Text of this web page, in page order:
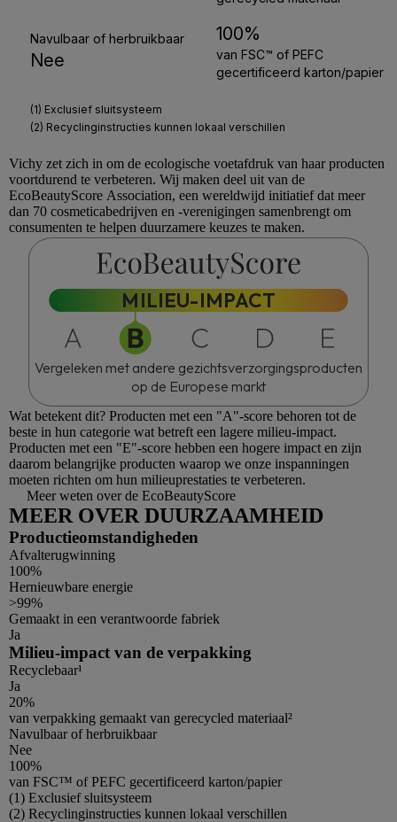
Vichy zet zich in om de ecologische voetafdruk van haar producten
voortdurend te verbeteren. Wij maken deel uit van de
EcoBeautyScore Association, een wereldwijd initiatief dat meer
dan 70 cosmeticabedrijven en -verenigingen samenbrengt om
consumenten te helpen duurzamere keuzes te maken.
MILIEU-IMPACT
Vergeleken met andere gezichtsverzorgingsproducten
op de Europese markt
Wat betekent dit? Producten met een "A"-score behoren tot de
beste in hun categorie wat betreft een lagere milieu-impact.
Producten met een "E"-score hebben een hogere impact en zijn
daarom belangrijke producten waarop we onze inspanningen
moeten richten om hun milieuprestaties te verbeteren.
Meer weten over de EcoBeautyScore
MEER OVER DUURZAAMHEID
Productieomstandigheden
Afvalterugwinning
100%
Hernieuwbare energie
>99%
Gemaakt in een verantwoorde fabriek
Ja
Milieu-impact van de verpakking
Recyclebaar¹
Ja
20%
van verpakking gemaakt van gerecycled materiaal²
Navulbaar of herbruikbaar
Nee
100%
van FSC™ of PEFC gecertificeerd karton/papier
Footnotes
(1) Exclusief sluitsysteem
(2) Recyclinginstructies kunnen lokaal verschillen